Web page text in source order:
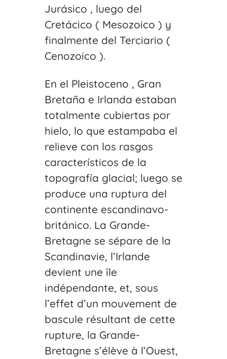
Jurásico , luego del
Cretácico ( Mesozoico ) y
finalmente del Terciario (
Cenozoico ).
En el Pleistoceno , Gran
Bretaña e Irlanda estaban
totalmente cubiertas por
hielo, lo que estampaba el
relieve con los rasgos
característicos de la
topografía glacial; luego se
produce una ruptura del
continente escandinavo-
británico. La Grande-
Bretagne se sépare de la
Scandinavie, l’Irlande
devient une île
indépendante, et, sous
l’effet d’un mouvement de
bascule résultant de cette
rupture, la Grande-
Bretagne s’élève à l’Ouest,